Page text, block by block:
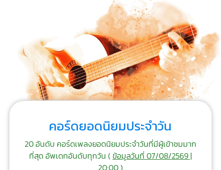
คอร์ดยอดนิยมประจำวัน
20 อันดับ คอร์ดเพลงยอดนิยมประจำวันที่มีผู้เข้าชมมาก
ที่สุด อัพเดทอันดับทุกวัน (ข้อมูลวันที่ 07/08/2569 |